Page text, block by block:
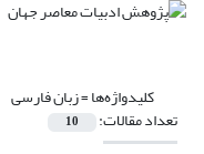
کلیدواژه‌ها =زبان فارسی
تعداد مقالات: 10